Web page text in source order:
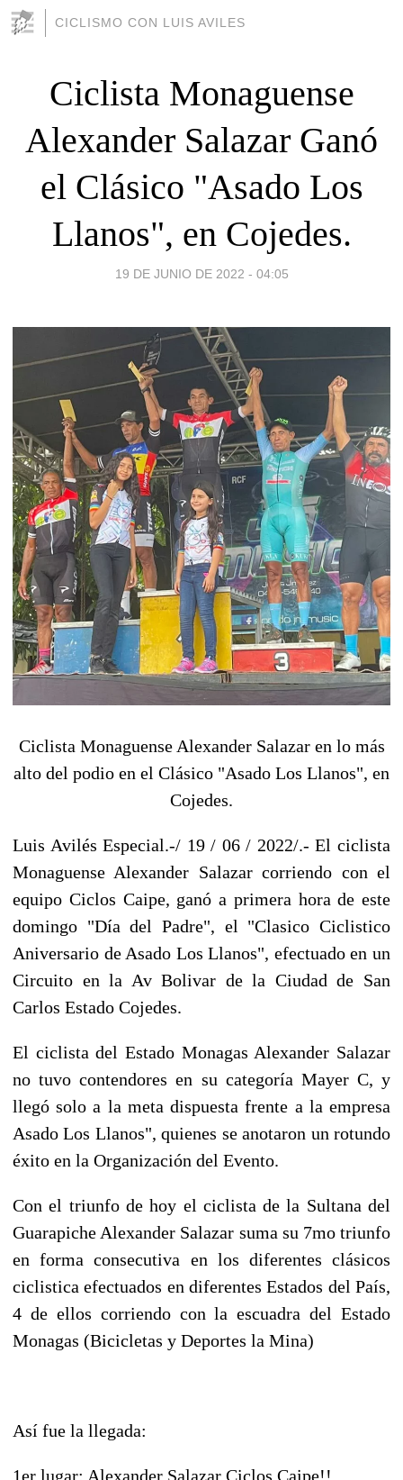
CICLISMO CON LUIS AVILES
Ciclista Monaguense
Alexander Salazar Ganó
el Clásico "Asado Los
Llanos", en Cojedes.
19 DE JUNIO DE 2022 - 04:05
Ciclista Monaguense Alexander Salazar en lo más
alto del podio en el Clásico "Asado Los Llanos", en
Cojedes.
Luis Avilés Especial.-/ 19 / 06 / 2022/.- El ciclista
Monaguense Alexander Salazar corriendo con el
equipo Ciclos Caipe, ganó a primera hora de este
domingo "Día del Padre", el "Clasico Ciclistico
Aniversario de Asado Los Llanos", efectuado en un
Circuito en la Av Bolivar de la Ciudad de San
Carlos Estado Cojedes.
El ciclista del Estado Monagas Alexander Salazar
no tuvo contendores en su categoría Mayer C, y
llegó solo a la meta dispuesta frente a la empresa
Asado Los Llanos", quienes se anotaron un rotundo
éxito en la Organización del Evento.
Con el triunfo de hoy el ciclista de la Sultana del
Guarapiche Alexander Salazar suma su 7mo triunfo
en forma consecutiva en los diferentes clásicos
ciclistica efectuados en diferentes Estados del País,
4 de ellos corriendo con la escuadra del Estado
Monagas (Bicicletas y Deportes la Mina)
Así fue la llegada:
1er lugar: Alexander Salazar Ciclos Caipe!!